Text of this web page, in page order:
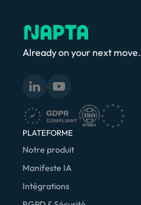
Already on your next move.
PLATEFORME
Notre produit
Manifeste IA
Intégrations